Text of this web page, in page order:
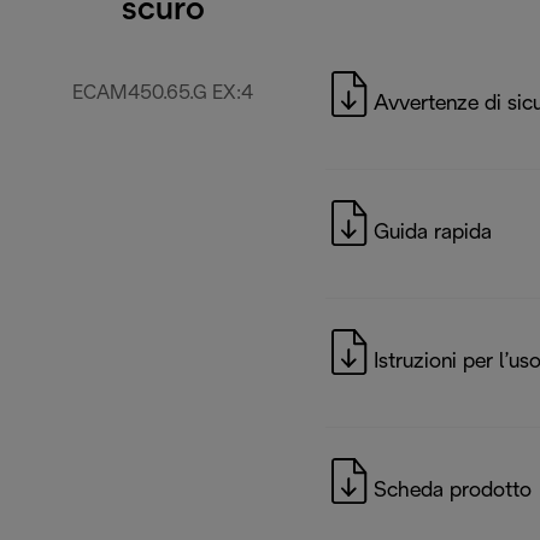
scuro
ECAM450.65.G EX:4
Avvertenze di
Guida rapida
Istruzioni per l’uso
Scheda prodotto